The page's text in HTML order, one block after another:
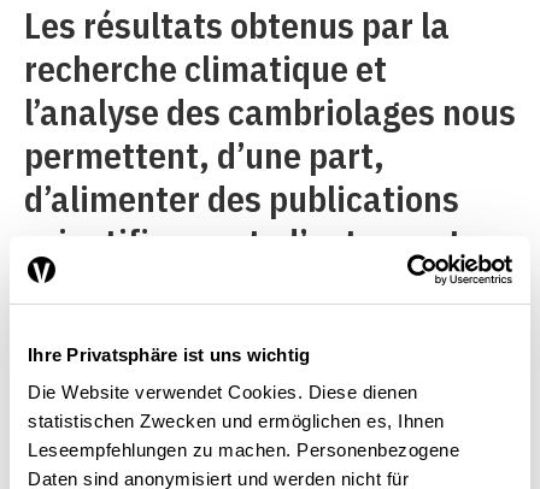
Ihre Privatsphäre ist uns wichtig
Die Website verwendet Cookies. Diese dienen
statistischen Zwecken und ermöglichen es, Ihnen
Leseempfehlungen zu machen. Personenbezogene
Daten sind anonymisiert und werden nicht für
Les résultats obtenus par la
recherche climatique et
l’analyse des cambriolages nous
permettent, d’une part,
d’alimenter des publications
scientifiques et, d’autre part,
d’élaborer des mesures de
sélectionner et de définir avec
davantage de précision des
dispositifs de protection contre